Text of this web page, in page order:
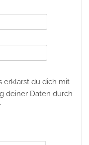
erklärst du dich mit
deiner Daten durch